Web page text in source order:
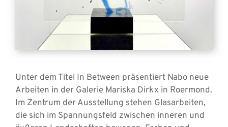
Unter dem Titel In Between präsentiert Nabo neue
Arbeiten in der Galerie Mariska Dirkx in Roermond.
Im Zentrum der Ausstellung stehen Glasarbeiten,
die sich im Spannungsfeld zwischen inneren und